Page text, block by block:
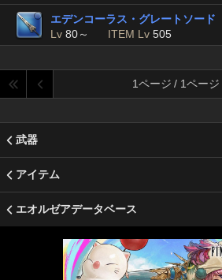
エデンコーラス・グレートソード
Lv 80～ ITEM Lv 505
1ページ / 1ページ
武器
アイテム
エオルゼアデータベース